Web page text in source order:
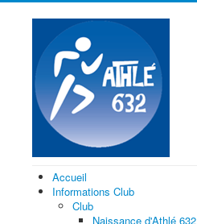
Accueil
Informations Club
Club
Naissance d'Athlé 632